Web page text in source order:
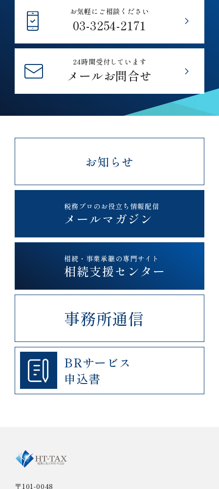
お気軽にご相談ください
03-3254-2171
24時間受付しています
メールお問合せ
お知らせ
税務プロのお役立ち情報配信
メールマガジン
相続・事業承継の専門サイト
相続支援センター
事務所通信
BRサービス
申込書
〒101-0048